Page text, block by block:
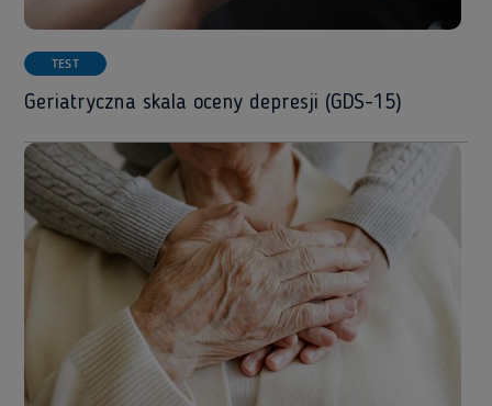
TEST
Geriatryczna skala oceny depresji (GDS-15)